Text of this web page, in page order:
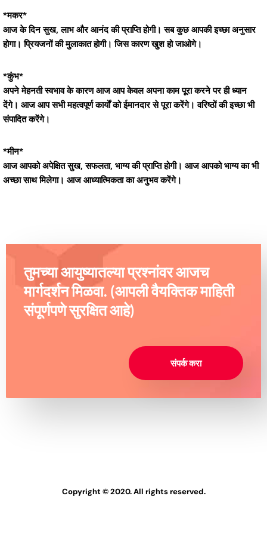
*मकर*
आज के दिन सुख, लाभ और आनंद की प्राप्ति होगी। सब कुछ आपकी इच्छा अनुसार
होगा। प्रियजनों की मुलाकात होगी। जिस कारण खुश हो जाओगे।
*कुंभ*
अपने मेहनती स्वभाव के कारण आज आप केवल अपना काम पूरा करने पर ही ध्यान
देंगे। आज आप सभी महत्वपूर्ण कार्यों को ईमानदार से पूरा करेंगे। वरिष्ठों की इच्छा भी
संपादित करेंगे।
*मीन*
आज आपको अपेक्षित सुख, सफलता, भाग्य की प्राप्ति होगी। आज आपको भाग्य का भी
अच्छा साथ मिलेगा। आज आध्यात्मिकता का अनुभव करेंगे।
तुमच्या आयुष्यातल्या प्रश्नांवर आजच
मार्गदर्शन मिळवा. (आपली वैयक्तिक माहिती
संपूर्णपणे सुरक्षित आहे)
संपर्क करा
Copyright © 2020. All rights reserved.